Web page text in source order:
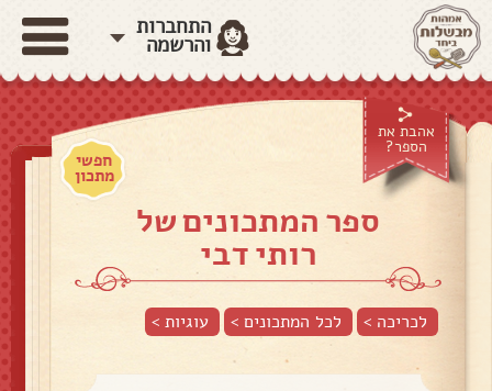
התחברות
והרשמה
אהבת את
הספר?
חפשי
מתכון
ספר המתכונים של
רותי דבי
לכריכה > לכל המתכונים > עוגיות>